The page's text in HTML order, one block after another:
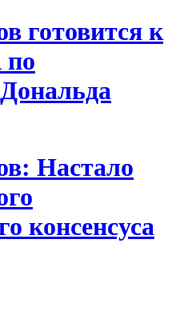
готовится к
Настало
консенсуса